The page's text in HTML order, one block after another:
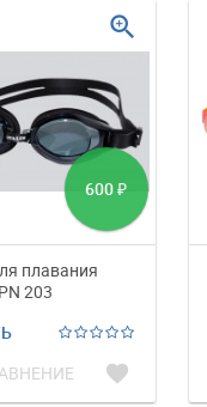
600 ₽
плавания
203
favorite
zoom_in